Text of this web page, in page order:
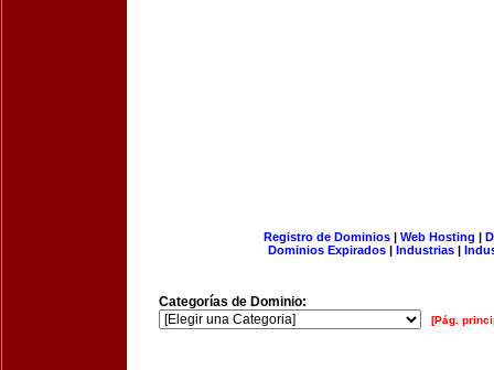
Registro de Dominios| Web Hosting |
Dominios Expirados | Industrias |
Categorías de Dominio:
[Pág.